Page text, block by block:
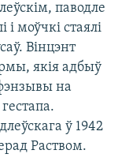
паводле
моўчкі стаялі
Вінцэнт
якія адбыў
на
ў 1942
Раством.